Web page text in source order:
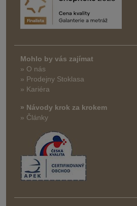
Mohlo by vás zajímat
» O nás
» Prodejny Stoklasa
» Kariéra
» Návody krok za krokem
» Články